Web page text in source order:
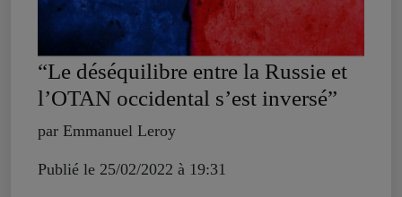
“Le déséquilibre entre la Russie et
l’OTAN occidental s’est inversé”
par Emmanuel Leroy
Publié le 25/02/2022 à 19:31